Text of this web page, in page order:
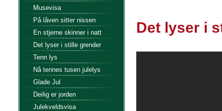
Det lyser i
Musevisa
På låven sitter nissen
En stjerne skinner i natt
Det lyser i stille grender
Tenn lys
Nå tennes tusen julelys
Glade Jul
Deilig er jorden
Julekveldsvisa